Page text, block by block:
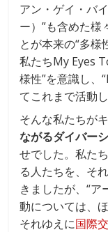
アン・ゲイ・バ
ー）”も含めた様
とが本来の“多様
私たちMy Eyes
様性”を意識し、
てこれまで活動
そんな私たちが
ながるダイバー
せでした。私た
る人たちを、そ
きましたが、“ア
動については、
それゆえに国際